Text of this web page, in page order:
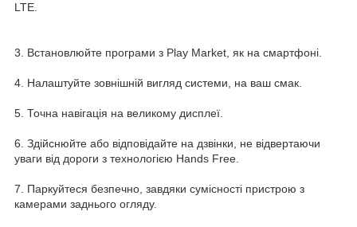
LTE.
3. Встановлюйте програми з Play Market, як на смартфоні.
4. Налаштуйте зовнішній вигляд системи, на ваш смак.
5. Точна навігація на великому дисплеї.
6. Здійснюйте або відповідайте на дзвінки, не відвертаючи
уваги від дороги з технологією Hands Free.
7. Паркуйтеся безпечно, завдяки сумісності пристрою з
камерами заднього огляду.